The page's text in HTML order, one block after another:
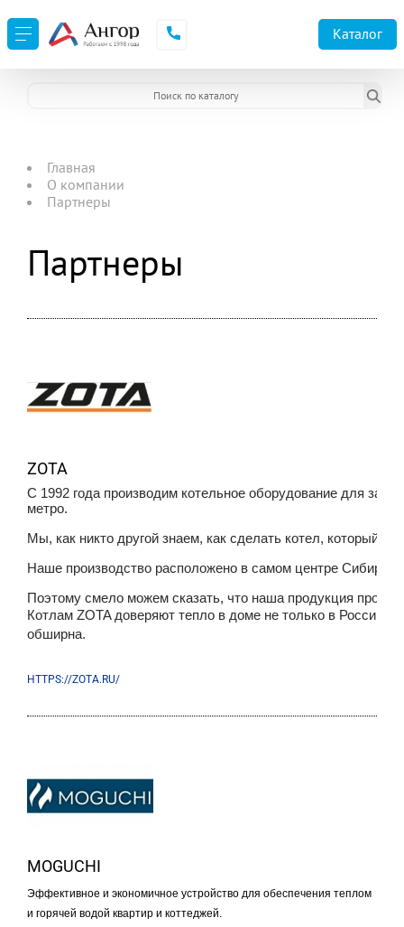
Каталог
Главная
О компании
Партнеры
Партнеры
ZOTA
С 1992 года производим котельное оборудование для
метро.
Мы, как никто другой знаем, как сделать котел, который
Наше производство расположено в самом центре Сибири
Поэтому смело можем сказать, что наша продукция
Котлам ZOTA доверяют тепло в доме не только в России,
обширна.
HTTPS://ZOTA.RU/
MOGUCHI
Эффективное и экономичное устройство для обеспечения теплом
и горячей водой квартир и коттеджей.